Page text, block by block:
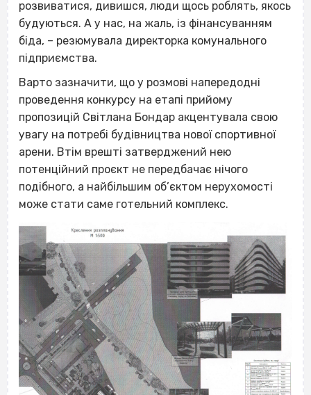
розвиватися, дивишся, люди щось роблять, якось
будуються. А у нас, на жаль, із фінансуванням
біда, – резюмувала директорка комунального
підприємства.
Варто зазначити, що у розмові напередодні
проведення конкурсу на етапі прийому
пропозицій Світлана Бондар акцентувала свою
увагу на потребі будівництва нової спортивної
арени. Втім врешті затверджений нею
потенційний проєкт не передбачає нічого
подібного, а найбільшим об’єктом нерухомості
може стати саме готельний комплекс.